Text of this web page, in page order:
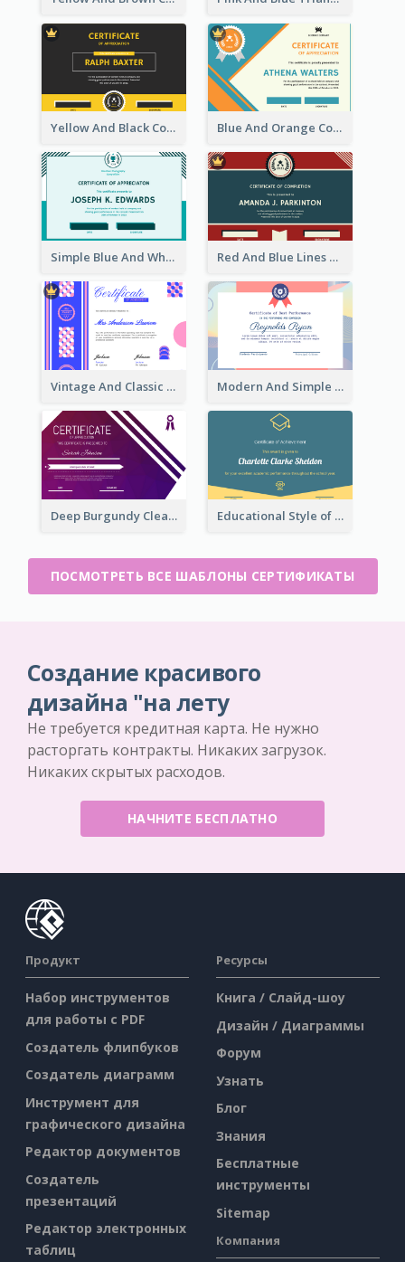
Yellow And Black Contrast Simple Certificate Blue And Orange Company Triangles With Badge Certificate
Simple Blue And White Rectangle Certificate Red And Blue Lines And Badge Completion Certificate
Vintage And Classic Vibrant Certificate Design Ideas Modern And Simple Certificate Design Template
Deep Burgundy Clean Certificate Design Template Educational Style of Academic Achievement Certificate Design
ПОСМОТРЕТЬ ВСЕ ШАБЛОНЫ СЕРТИФИКАТЫ
Создание красивого
дизайна "на лету
Не требуется кредитная карта. Не нужно
расторгать контракты. Никаких загрузок.
Никаких скрытых расходов.
НАЧНИТЕ БЕСПЛАТНО
Продукт
Набор инструментов
для работы с PDF
Создатель флипбуков
Создатель диаграмм
Инструмент для
графического дизайна
Редактор документов
Создатель
презентаций
Редактор электронных
таблиц
Ресурсы
Книга / Слайд-шоу
Дизайн / Диаграммы
Форум
Узнать
Блог
Знания
Бесплатные
инструменты
Sitemap
Компания